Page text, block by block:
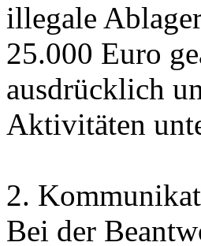
illegale
25.000 Euro
ausdrücklich
Aktivitäten
2.
Bei der